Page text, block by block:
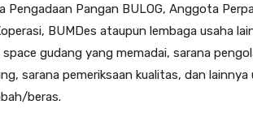
Pangan BULOG, Anggota
BUMDes ataupun lembaga usaha
gudang yang memadai, sarana
sarana pemeriksaan kualitas, dan lainnya
beras.